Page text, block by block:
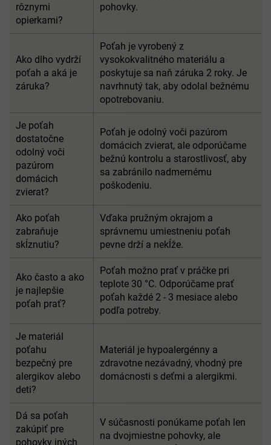
rôznymi
opierkami?
pohovky.
Ako dlho vydrží
poťah a aká je
záruka?
Poťah je vyrobený z
vysokokvalitného materiálu a
poskytuje sa naň záruka 2 roky. Je
navrhnutý tak, aby odolal bežnému
opotrebovaniu.
Je poťah
dostatočne
odolný voči
pazúrom
domácich
zvierat?
Poťah je odolný voči pazúrom
domácich zvierat, ale odporúčame
bežnú kontrolu a starostlivosť, aby
sa zabránilo nadmernému
poškodeniu.
Ako poťah
zabraňuje
skĺznutiu?
Vďaka pružným okrajom a
správnemu umiestneniu poťah
pevne drží a nekĺže.
Ako často a ako
je najlepšie
poťah prať?
Poťah možno prať v práčke pri
teplote 30 °C. Odporúčame prať
poťah každé 2 - 3 mesiace alebo
podľa potreby.
Je materiál
poťahu
bezpečný pre
alergikov alebo
deti?
Materiál je hypoalergénny a
zdravotne nezávadný, vhodný pre
domácnosti s deťmi a alergikmi.
Dá sa poťah
zakúpiť pre
pohovky iných
V súčasnosti ponúkame poťah len
na dvojmiestne pohovky, ale